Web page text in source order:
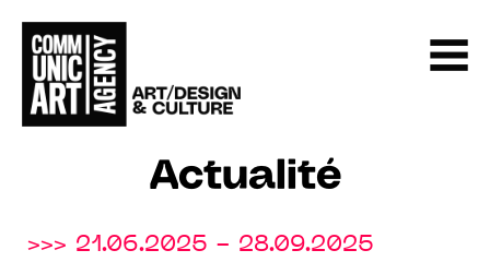
Actualité
>>> 21.06.2025 - 28.09.2025